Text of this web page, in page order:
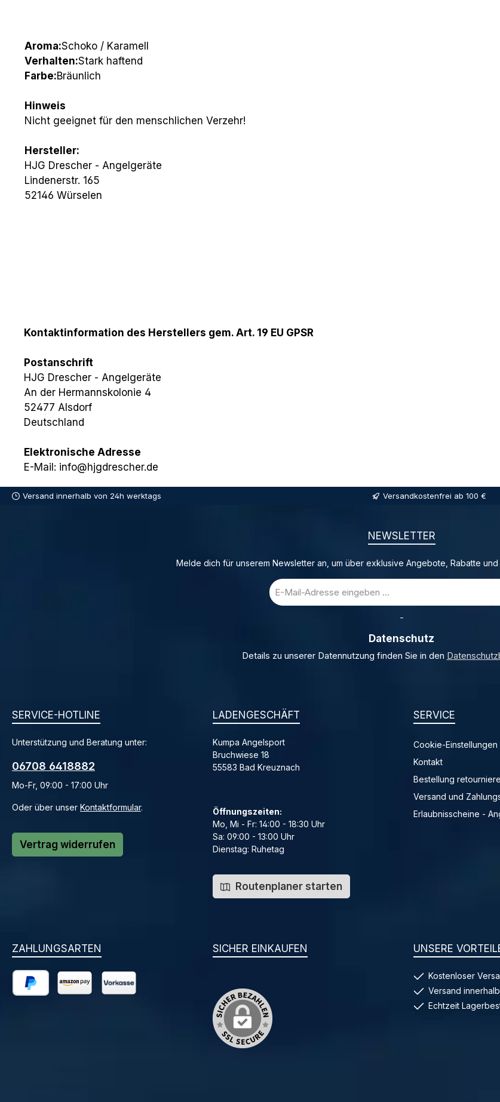
Aroma:Schoko / Karamell
Verhalten:Stark haftend
Farbe:Bräunlich
Hinweis
Nicht geeignet für den menschlichen Verzehr!
Hersteller:
HJG Drescher - Angelgeräte
Lindenerstr. 165
52146 Würselen
Kontaktinformation des Herstellers gem. Art. 19 EU GPSR
Postanschrift
HJG Drescher - Angelgeräte
An der Hermannskolonie 4
52477 Alsdorf
Deutschland
Elektronische Adresse
E-Mail: info@hjgdrescher.de
Versand innerhalb von 24h werktags Versandkostenfrei ab 100 €
NEWSLETTER
Melde dich für unserem Newsletter an, um über exklusive Angebote, Rabatte
E-
Mail-
Datenschutz
Details zu unserer Datennutzung finden Sie in den
SERVICE-HOTLINE
Unterstützung und Beratung unter:
06708 6418882
Mo-Fr, 09:00 - 17:00 Uhr
Oder über unser Kontaktformular.
Vertrag widerrufen
LADENGESCHÄFT
Kumpa Angelsport
Bruchwiese 18
55583 Bad Kreuznach
Öffnungszeiten:
Mo, Mi - Fr: 14:00 - 18:30 Uhr
Sa: 09:00 - 13:00 Uhr
Dienstag: Ruhetag
Routenplaner starten
SERVICE
Cookie-Einstellungen
Kontakt
Bestellung
Versand und
Erlaubnisscheine -
ZAHLUNGSARTEN SICHER EINKAUFEN UNSERE
Kostenloser
Versand
Echtzeit